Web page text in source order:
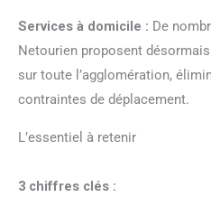
Services à domicile : De
Netourien proposent
sur toute l’agglomération,
contraintes de déplacement.
L’essentiel à retenir
3 chiffres clés :